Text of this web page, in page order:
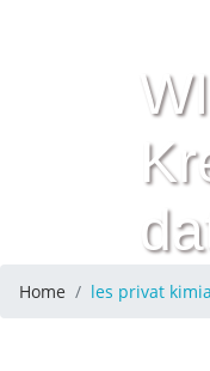
Home les privat